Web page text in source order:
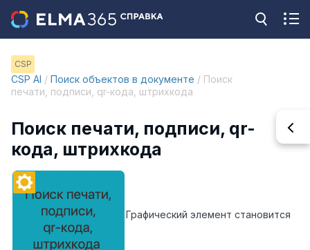
CSP
CSP AI / Поиск объектов в документе / Поиск
печати, подписи, qr-кода, штрихкода
Поиск печати, подписи, qr-
кода, штрихкода
Графический элемент становится